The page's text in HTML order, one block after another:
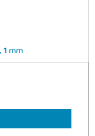
1 mm